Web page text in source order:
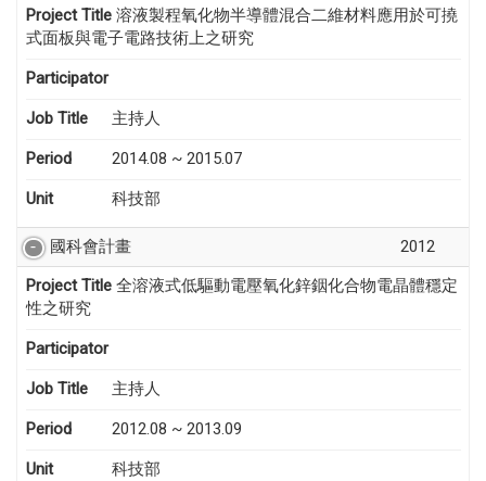
Project Title 溶液製程氧化物半導體混合二維材料應用於可撓
式面板與電子電路技術上之研究
Participator
Job Title 主持人
Period 2014.08 ~ 2015.07
Unit 科技部
國科會計畫
2012
Project Title 全溶液式低驅動電壓氧化鋅銦化合物電晶體穩定
性之研究
Participator
Job Title 主持人
Period 2012.08 ~ 2013.09
Unit 科技部